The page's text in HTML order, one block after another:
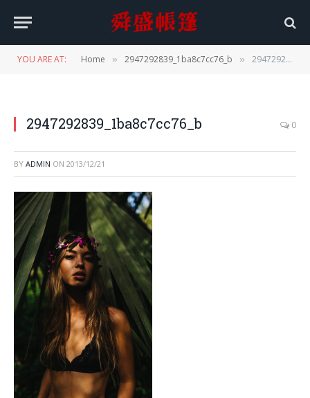
YOU ARE AT: Home » 2947292839_1ba8c7cc76_b » 2947292839_1ba8c7cc76_b
2947292839_1ba8c7cc76_b 0
BY ADMIN ON 2013/12/21